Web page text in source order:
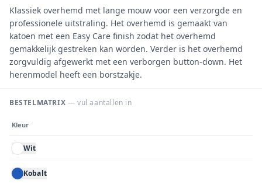
Klassiek overhemd met lange mouw voor een verzorgde en
professionele uitstraling. Het overhemd is gemaakt van
katoen met een Easy Care finish zodat het overhemd
gemakkelijk gestreken kan worden. Verder is het overhemd
zorgvuldig afgewerkt met een verborgen button-down. Het
herenmodel heeft een borstzakje.
BESTELMATRIX — vul aantallen in
Kleur
Wit
Kobalt